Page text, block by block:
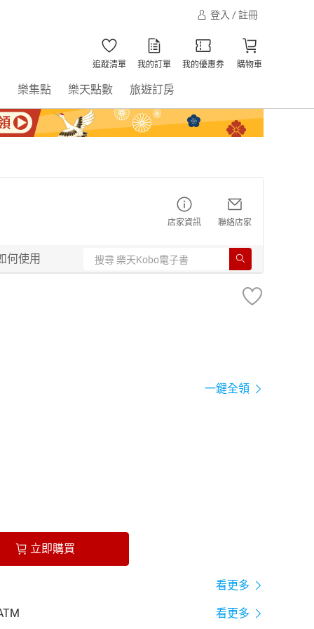
登入 / 註冊
追蹤清單 我的訂單 我的優惠券 購物車
樂集點 樂天點數 旅遊訂房
店家資訊 聯絡店家
何使用
一鍵全領
立即購買
看更多
看更多